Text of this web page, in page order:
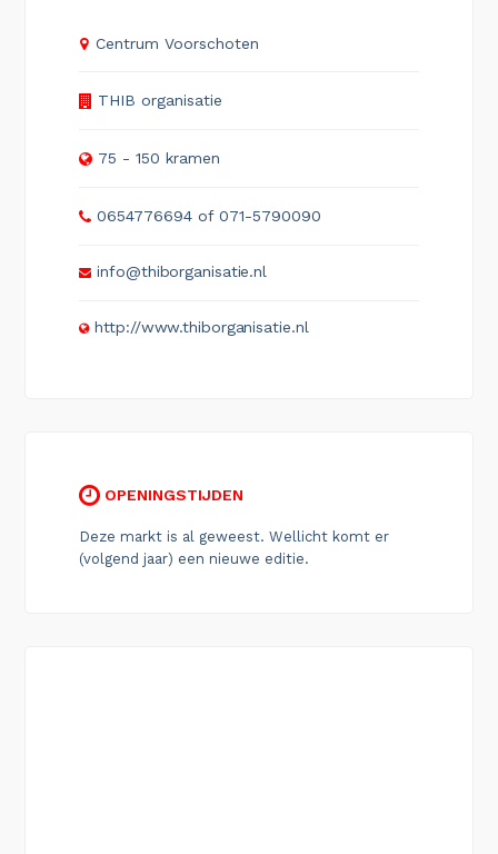
Centrum Voorschoten
THIB organisatie
75 - 150 kramen
0654776694 of 071-5790090
info@thiborganisatie.nl
http://www.thiborganisatie.nl
OPENINGSTIJDEN
Deze markt is al geweest. Wellicht komt er
(volgend jaar) een nieuwe editie.